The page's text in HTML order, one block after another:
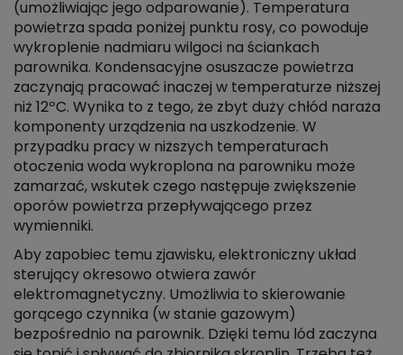
(umożliwiając jego odparowanie). Temperatura
powietrza spada poniżej punktu rosy, co powoduje
wykroplenie nadmiaru wilgoci na ściankach
parownika. Kondensacyjne osuszacze powietrza
zaczynają pracować inaczej w temperaturze niższej
niż 12ºC. Wynika to z tego, że zbyt duży chłód naraża
komponenty urządzenia na uszkodzenie. W
przypadku pracy w niższych temperaturach
otoczenia woda wykroplona na parowniku może
zamarzać, wskutek czego następuje zwiększenie
oporów powietrza przepływającego przez
wymienniki.
Aby zapobiec temu zjawisku, elektroniczny układ
sterujący okresowo otwiera zawór
elektromagnetyczny. Umożliwia to skierowanie
gorącego czynnika (w stanie gazowym)
bezpośrednio na parownik. Dzięki temu lód zaczyna